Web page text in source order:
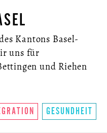
Kantons Basel-
uns für
und Riehen
GESUNDHEIT